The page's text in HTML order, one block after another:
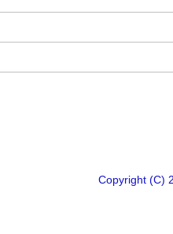
Copyright (C)